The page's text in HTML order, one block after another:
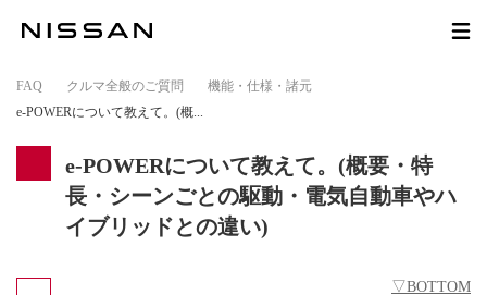
FAQ クルマ全般のご質問 機能・仕様・諸元
e-POWERについて教えて。(概...
e-POWERについて教えて。(概要・特
長・シーンごとの駆動・電気自動車やハ
イブリッドとの違い)
▽BOTTOM